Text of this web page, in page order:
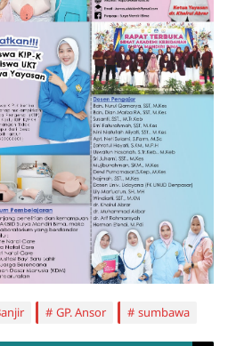
GP. Ansor sumbawa